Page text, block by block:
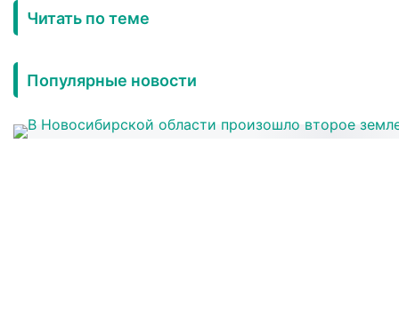
Читать по теме
Популярные новости